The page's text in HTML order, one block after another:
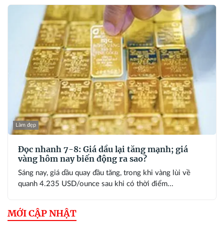
Làm đẹp
Đọc nhanh 7-8: Giá dầu lại tăng mạnh; giá
vàng hôm nay biến động ra sao?
Sáng nay, giá dầu quay đầu tăng, trong khi vàng lùi về
quanh 4.235 USD/ounce sau khi có thời điểm...
MỚI CẬP NHẬT